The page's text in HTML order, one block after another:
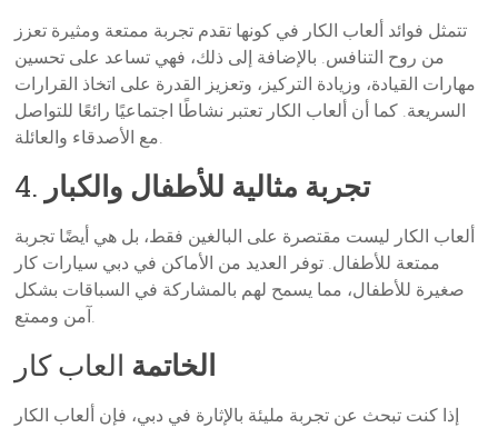
تتمثل فوائد ألعاب الكار في كونها تقدم تجربة ممتعة ومثيرة تعزز
من روح التنافس. بالإضافة إلى ذلك، فهي تساعد على تحسين
مهارات القيادة، وزيادة التركيز، وتعزيز القدرة على اتخاذ القرارات
السريعة. كما أن ألعاب الكار تعتبر نشاطًا اجتماعيًا رائعًا للتواصل
مع الأصدقاء والعائلة.
4. تجربة مثالية للأطفال والكبار
ألعاب الكار ليست مقتصرة على البالغين فقط، بل هي أيضًا تجربة
ممتعة للأطفال. توفر العديد من الأماكن في دبي سيارات كار
صغيرة للأطفال، مما يسمح لهم بالمشاركة في السباقات بشكل
آمن وممتع.
الخاتمة العاب كار
إذا كنت تبحث عن تجربة مليئة بالإثارة في دبي، فإن ألعاب الكار